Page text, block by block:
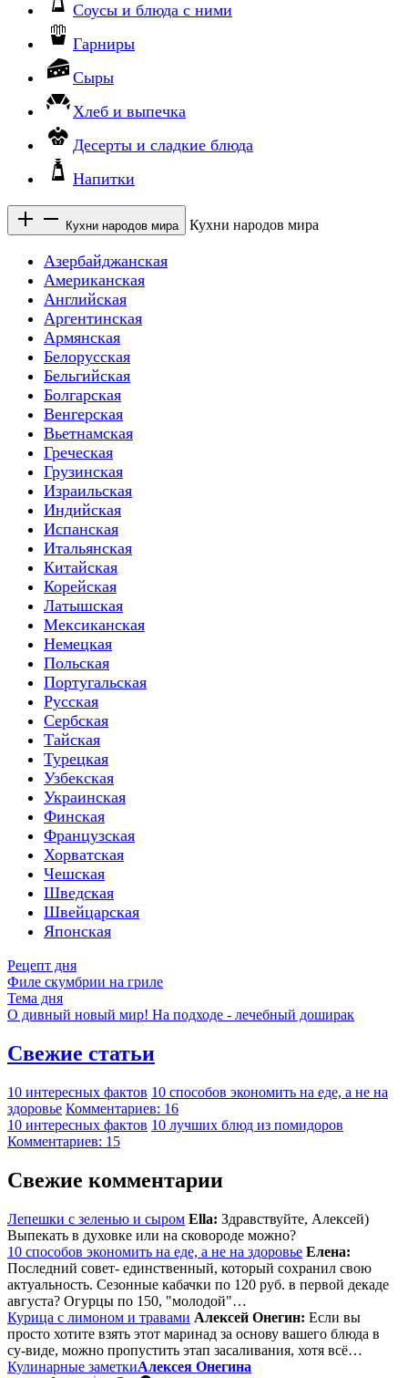
Соусы и блюда с ними
Гарниры
Сыры
Хлеб и выпечка
Десерты и сладкие блюда
Напитки
Кухни народов мира Кухни народов мира
Азербайджанская
Американская
Английская
Аргентинская
Армянская
Белорусская
Бельгийская
Болгарская
Венгерская
Вьетнамская
Греческая
Грузинская
Израильская
Индийская
Испанская
Итальянская
Китайская
Корейская
Латышская
Мексиканская
Немецкая
Польская
Португальская
Русская
Сербская
Тайская
Турецкая
Узбекская
Украинская
Финская
Французская
Хорватская
Чешская
Шведская
Швейцарская
Японская
Рецепт дня
Филе скумбрии на гриле
Тема дня
О дивный новый мир! На подходе - лечебный доширак
Свежие статьи
10 интересных фактов 10 способов экономить на еде, а не на
здоровье Комментариев: 16
10 интересных фактов 10 лучших блюд из помидоров
Комментариев: 15
Свежие комментарии
Лепешки с зеленью и сыром Ella: Здравствуйте, Алексей)
Выпекать в духовке или на сковороде можно?
10 способов экономить на еде, а не на здоровье Елена:
Последний совет- единственный, который сохранил свою
актуальность. Сезонные кабачки по 120 руб. в первой декаде
августа? Огурцы по 150, "молодой"…
Курица с лимоном и травами Алексей Онегин: Если вы
просто хотите взять этот маринад за основу вашего блюда в
су-виде, можно пропустить этап засаливания, хотя всё…
Кулинарные заметкиАлексея Онегина